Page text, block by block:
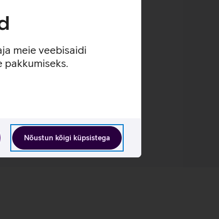
meie veebisaidi
pakkumiseks.
Nõustun kõigi küpsistega